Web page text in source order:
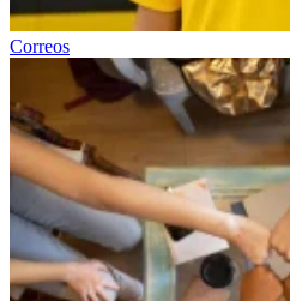
Correos